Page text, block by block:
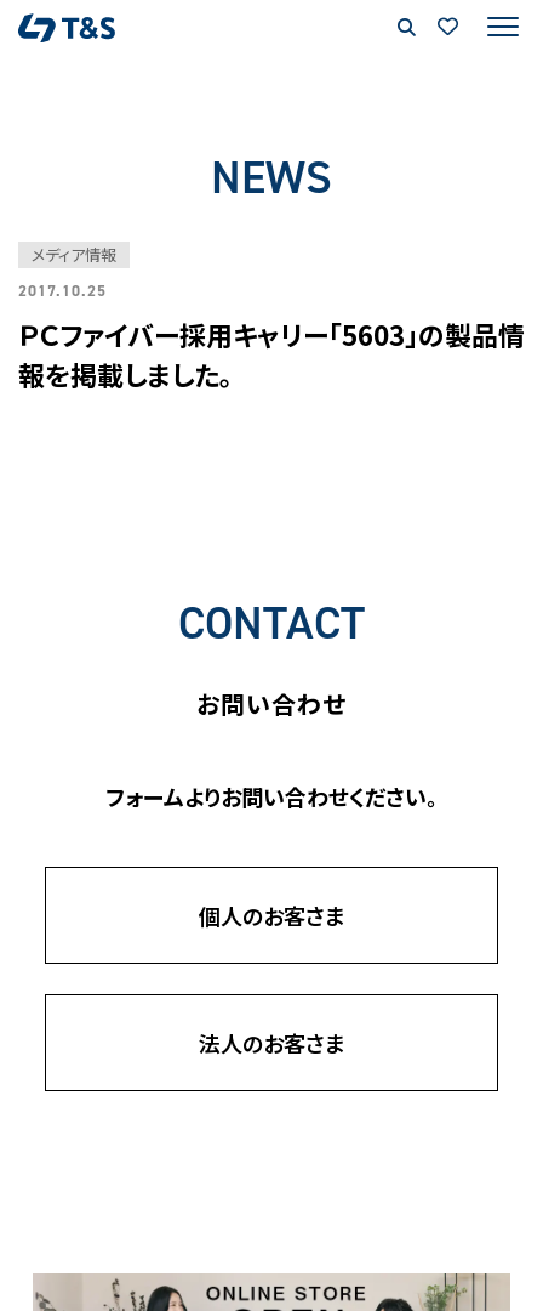
NEWS
メディア情報
2017.10.25
ＰＣファイバー採用キャリー「5603」の製品情
報を掲載しました。
CONTACT
お問い合わせ
フォームよりお問い合わせください。
個人のお客さま
法人のお客さま